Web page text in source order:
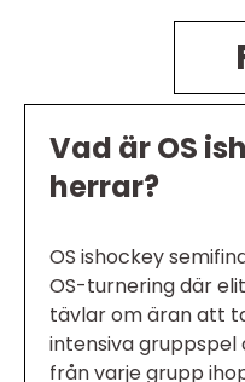
Vad är OS
herrar?
OS ishockey
OS-turnering där
tävlar om äran att
intensiva
från varje grupp